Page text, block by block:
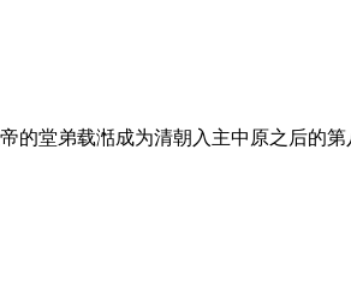
的堂弟载湉成为清朝入主中原之后的